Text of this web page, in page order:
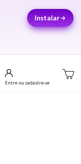
Instalar
Entre ou cadastre-se